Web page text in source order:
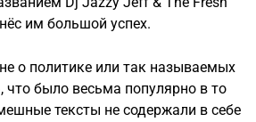
им большой успех.
о политике или так называемых
что было весьма популярно в то
тексты не содержали в себе